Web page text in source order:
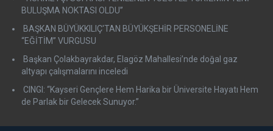
BULUŞMA NOKTASI OLDU”
BAŞKAN BÜYÜKKILIÇ'TAN BÜYÜKŞEHİR PERSONELİNE
“EĞİTİM” VURGUSU
Başkan Çolakbayrakdar, Elagöz Mahallesi’nde doğal gaz
altyapı çalışmalarını inceledi
CINGI: “Kayseri Gençlere Hem Harika bir Üniversite Hayatı Hem
de Parlak bir Gelecek Sunuyor.”